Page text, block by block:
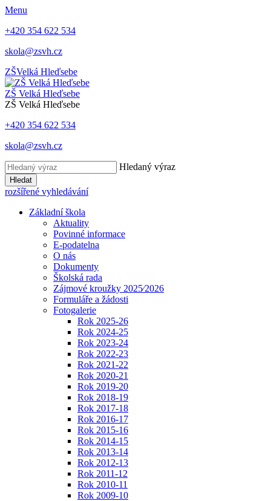
Menu
+420 354 622 534
skola@zsvh.cz
ZŠVelká Hleďsebe
ZŠ Velká Hleďsebe
ZŠ Velká Hleďsebe
+420 354 622 534
skola@zsvh.cz
Hledaný výraz
Hledat
rozšířené vyhledávání
Základní škola
Aktuality
Povinné informace
E-podatelna
O nás
Dokumenty
Školská rada
Zájmové kroužky 2025⁄2026
Formuláře a žádosti
Fotogalerie
Rok 2025-26
Rok 2024-25
Rok 2023-24
Rok 2022-23
Rok 2021-22
Rok 2020-21
Rok 2019-20
Rok 2018-19
Rok 2017-18
Rok 2016-17
Rok 2015-16
Rok 2014-15
Rok 2013-14
Rok 2012-13
Rok 2011-12
Rok 2010-11
Rok 2009-10